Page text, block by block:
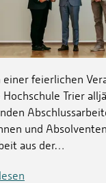
einer feierlichen
Trier
und
aus der…